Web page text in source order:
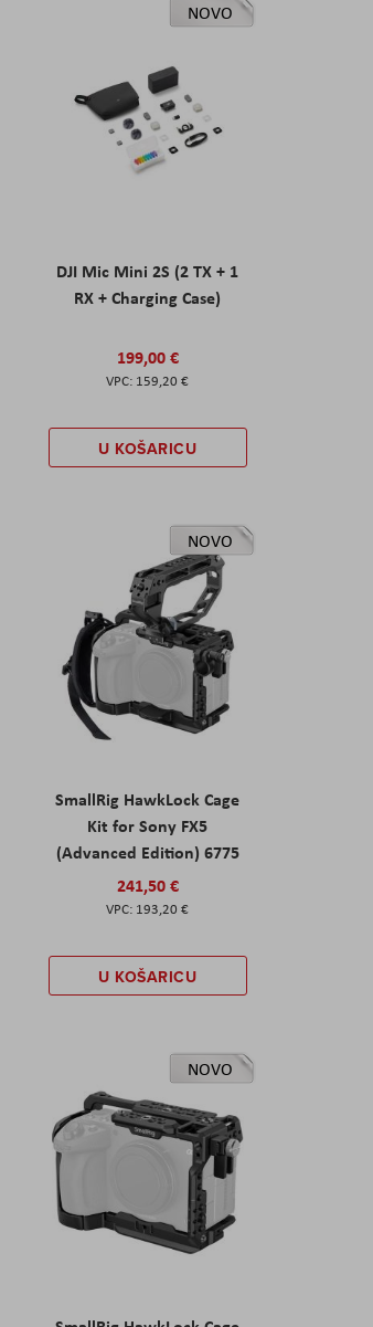
NOVO
DJI Mic Mini 2S (2 TX + 1
RX + Charging Case)
199,00 €
159,20 €
U KOŠARICU
NOVO
SmallRig HawkLock Cage
Kit for Sony FX5
(Advanced Edition) 6775
241,50 €
193,20 €
U KOŠARICU
NOVO